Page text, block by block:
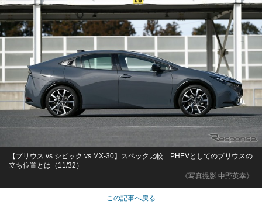
《写真撮影 中野英幸》
【プリウス vs シビック vs MX-30】スペック比較…PHEVとしてのプリウスの
立ち位置とは（11/32）
この記事へ戻る